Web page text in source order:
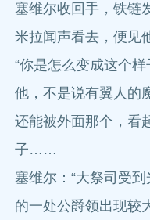
塞维尔收回手，铁链
米拉闻声看去，便见
“你是怎么变成这个
他，不是说有翼人的
还能被外面那个，看
子……
塞维尔：“大祭司受
的一处公爵领出现较